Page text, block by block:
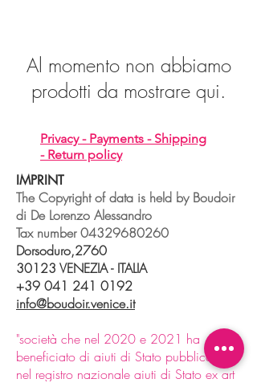
Al momento non abbiamo
prodotti da mostrare qui.
Privacy - Payments - Shipping
- Return policy
IMPRINT
The Copyright of data is held by Boudoir
di De Lorenzo Alessandro
Tax number04329680260
Dorsoduro,2760
30123 VENEZIA - ITALIA
+39 041 241 0192
info@boudoir.venice.it
"società che nel 2020 e 2021 ha
beneficiato di aiuti di Stato pubblicati
nel registro nazionale aiuti di Stato ex art